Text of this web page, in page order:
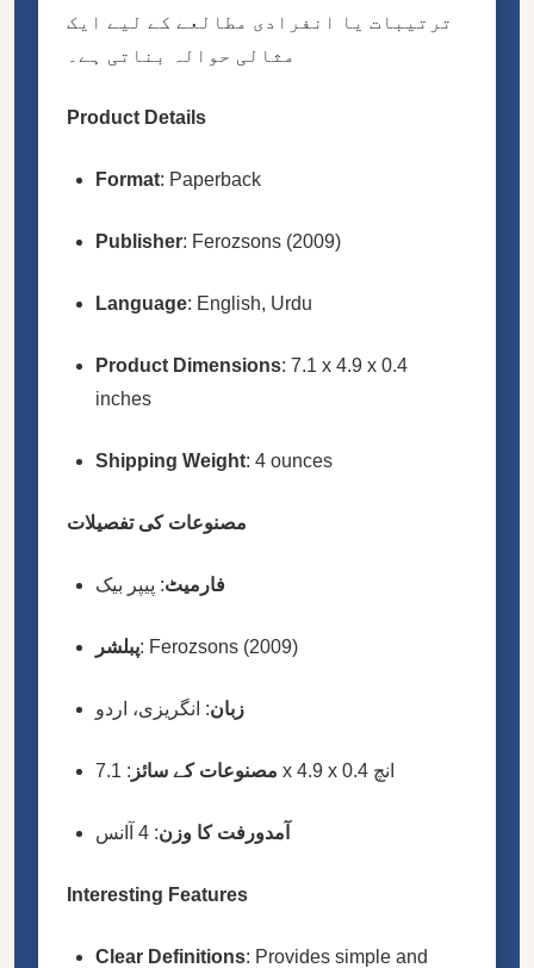
ترتیبات یا انفرادی مطالعے کے لیے ایک
مثالی حوالہ بناتی ہے۔
Product Details
Format: Paperback
Publisher: Ferozsons (2009)
Language: English, Urdu
Product Dimensions: 7.1 x 4.9 x 0.4
inches
Shipping Weight: 4 ounces
مصنوعات کی تفصیلات
فارمیٹ: پیپر بیک
پبلشر: Ferozsons (2009)
زبان: انگریزی، اردو
مصنوعات کے سائز : 7.1 x 4.9 x 0.4 انچ
آمدورفت کا وزن: 4 آانس
Interesting Features
Clear Definitions: Provides simple and